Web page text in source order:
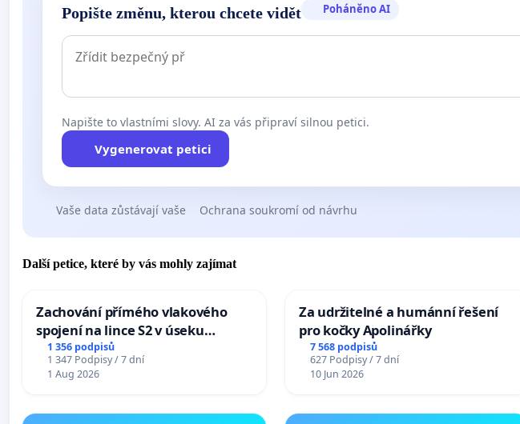
Popište změnu, kterou chcete vidět Poháněno AI
Napište to vlastními slovy. AI za vás připraví silnou petici.
Vygenerovat petici
Vaše data zůstávají vaše Ochrana soukromí od návrhu
Další petice, které by vás mohly zajímat
Zachování přímého vlakového
spojení na lince S2 v úseku
Ostrava – Bohumín – Karviná –
Mosty u Jablunkova
1 356 podpisů
1 347 Podpisy / 7 dní
1 Aug 2026
Za udržitelné a humánní řešení
pro kočky Apolinářky
7 568 podpisů
627 Podpisy / 7 dní
10 Jun 2026